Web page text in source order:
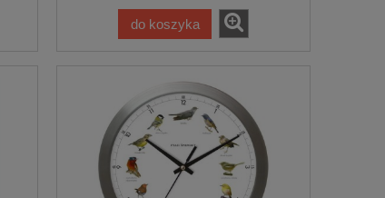
do koszyka